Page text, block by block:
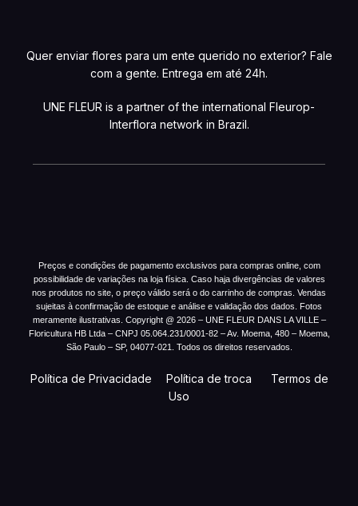
Quer enviar flores para um ente querido no exterior? Fale
com a gente. Entrega em até 24h.
UNE FLEUR is a partner of the international Fleurop-
Interflora network in Brazil.
Preços e condições de pagamento exclusivos para compras online, com
possibilidade de variações na loja física. Caso haja divergências de valores
nos produtos no site, o preço válido será o do carrinho de compras. Vendas
sujeitas à confirmação de estoque e análise e validação dos dados. Fotos
meramente ilustrativas. Copyright @ 2026 – UNE FLEUR DANS LA VILLE –
Floricultura HB Ltda – CNPJ 05.064.231/0001-82 – Av. Moema, 480 – Moema,
São Paulo – SP, 04077-021. Todos os direitos reservados.
Política de Privacidade Política de troca
Termos de
Uso